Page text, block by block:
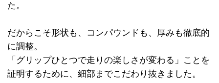
た。
だからこそ形状も、コンパウンドも、厚みも徹底的
に調整。
「グリップひとつで走りの楽しさが変わる」ことを
証明するために、細部までこだわり抜きました。